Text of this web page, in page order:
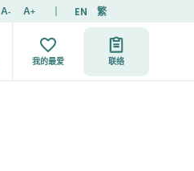
A- A+ EN 繁
我的最爱 联络